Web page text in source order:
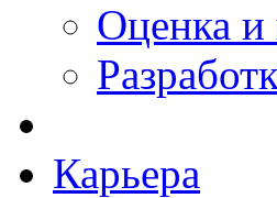
Оценка и
Карьера